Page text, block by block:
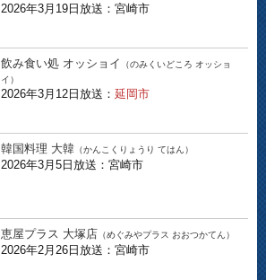
2026年3月19日放送：宮崎市
飲み食い処 オッショイ
（のみくいどころ オッショ
イ）
2026年3月12日放送： 延岡市
韓国料理 大韓 （かんこくりょうり てはん）
2026年3月5日放送：宮崎市
恵屋プラス 大塚店 （めぐみやプラス おおつかてん）
2026年2月26日放送：宮崎市